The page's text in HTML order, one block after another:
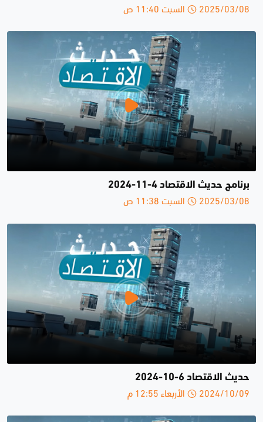
2025/03/08 السبت 11:40 ص
برنامج حديث الاقتصاد 4-11-2024
2025/03/08 السبت 11:38 ص
حديث الاقتصاد 6-10-2024
2024/10/09 الأربعاء 12:55 م